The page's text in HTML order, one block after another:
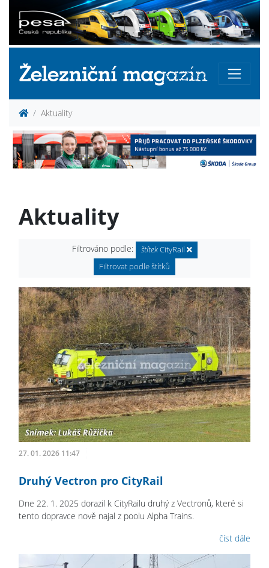
Aktuality
Aktuality
Filtrováno podle: štítekCityRail
Filtrovat podle štítků
27. 01. 2026 11:47
Druhý Vectron pro CityRail
Dne 22. 1. 2025 dorazil k CityRailu druhý z Vectronů, které si
tento dopravce nově najal z poolu Alpha Trains.
číst dále